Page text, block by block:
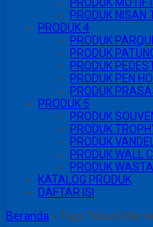
PRODUK NISAN
PRODUK 4
PRODUK
PRODUK
PRODUK
PRODUK PEN
PRODUK
PRODUK 5
PRODUK
PRODUK
PRODUK VANDEL
PRODUK WALL
PRODUK
KATALOG PRODUK
DAFTAR ISI
Beranda » Tags "Nisan